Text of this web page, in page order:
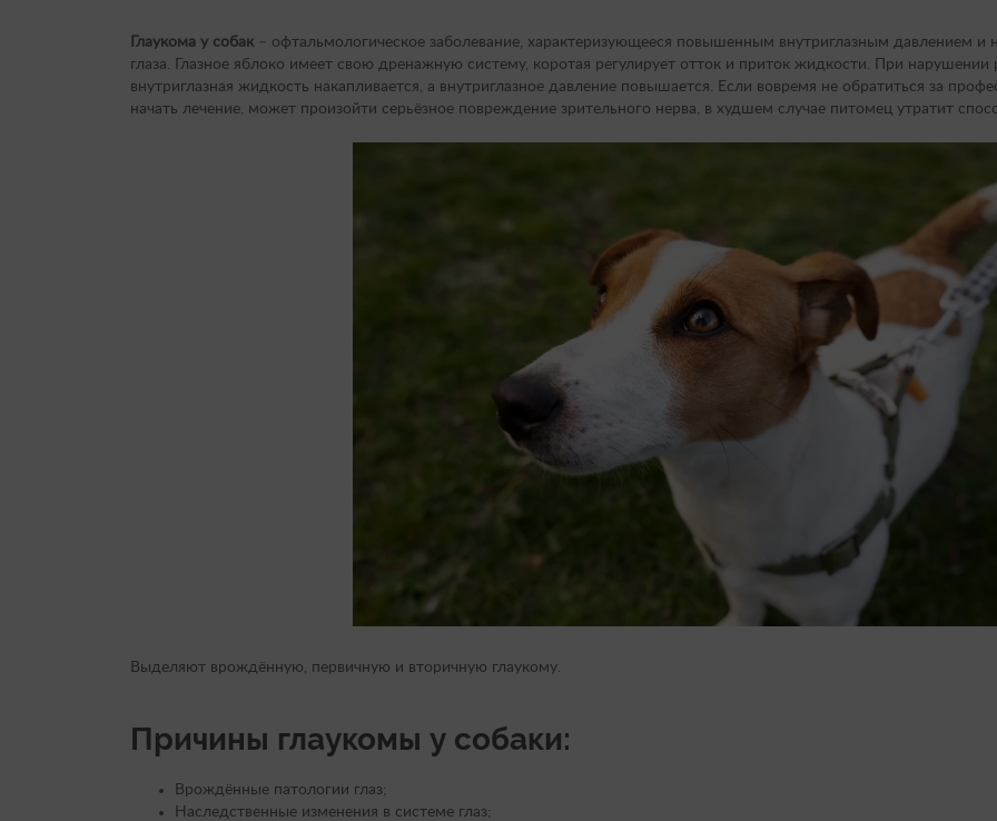
Глаукома у собак – офтальмологическое заболевание, характеризующееся повышенным внутриглазным давлением и
глаза. Глазное яблоко имеет свою дренажную систему, коротая регулирует отток и приток жидкости. При
внутриглазная жидкость накапливается, а внутриглазное давление повышается. Если вовремя не обратиться за
начать лечение, может произойти серьёзное повреждение зрительного нерва, в худшем случае питомец утратит
Выделяют врождённую, первичную и вторичную глаукому.
Причины глаукомы у собаки:
Врождённые патологии глаз;
Наследственные изменения в системе глаз;